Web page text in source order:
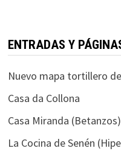
ENTRADAS Y
Nuevo mapa tortillero
Casa da Collona
Casa Miranda (Betanzos)
La Cocina de Senén